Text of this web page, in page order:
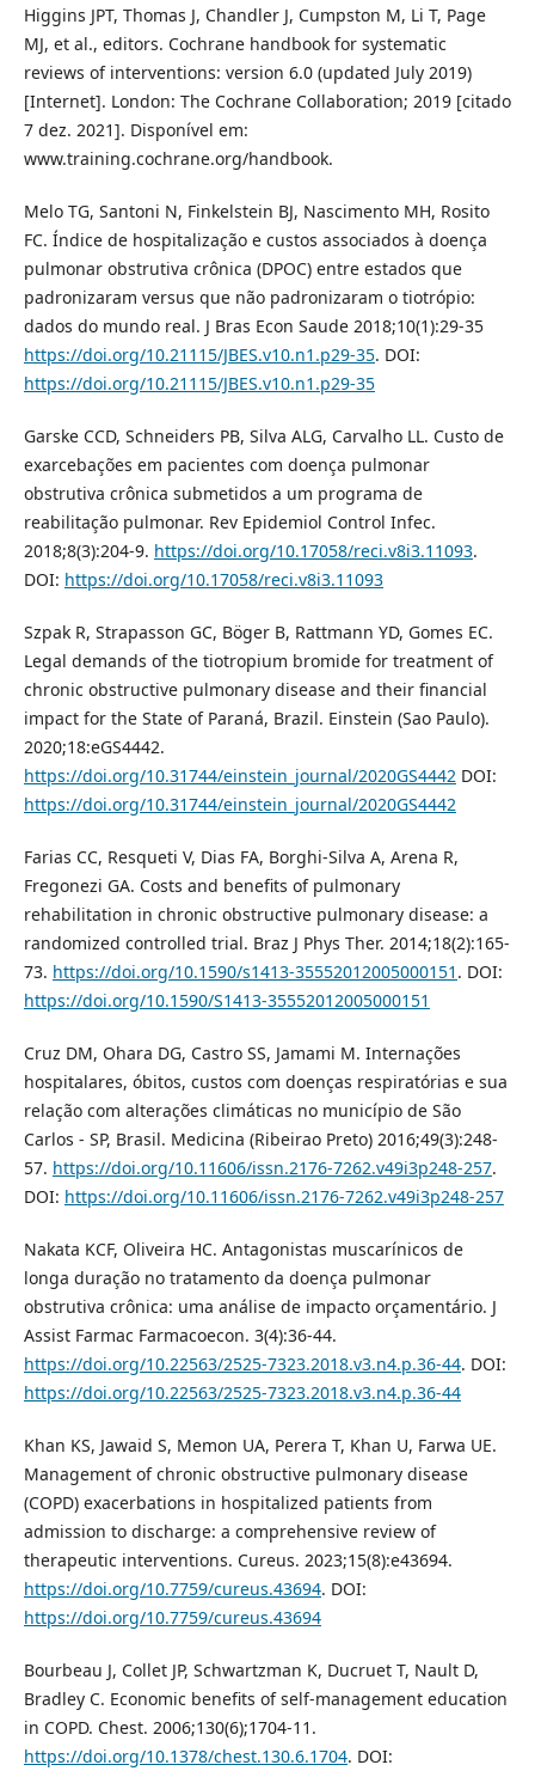
Higgins JPT, Thomas J, Chandler J, Cumpston M, Li T, Page
MJ, et al., editors. Cochrane handbook for systematic
reviews of interventions: version 6.0 (updated July 2019)
[Internet]. London: The Cochrane Collaboration; 2019 [citado
7 dez. 2021]. Disponível em:
www.training.cochrane.org/handbook.
Melo TG, Santoni N, Finkelstein BJ, Nascimento MH, Rosito
FC. Índice de hospitalização e custos associados à doença
pulmonar obstrutiva crônica (DPOC) entre estados que
padronizaram versus que não padronizaram o tiotrópio:
dados do mundo real. J Bras Econ Saude 2018;10(1):29-35
https://doi.org/10.21115/JBES.v10.n1.p29-35. DOI:
https://doi.org/10.21115/JBES.v10.n1.p29-35
Garske CCD, Schneiders PB, Silva ALG, Carvalho LL. Custo de
exarcebações em pacientes com doença pulmonar
obstrutiva crônica submetidos a um programa de
reabilitação pulmonar. Rev Epidemiol Control Infec.
2018;8(3):204-9. https://doi.org/10.17058/reci.v8i3.11093.
DOI: https://doi.org/10.17058/reci.v8i3.11093
Szpak R, Strapasson GC, Böger B, Rattmann YD, Gomes EC.
Legal demands of the tiotropium bromide for treatment of
chronic obstructive pulmonary disease and their financial
impact for the State of Paraná, Brazil. Einstein (Sao Paulo).
2020;18:eGS4442.
https://doi.org/10.31744/einstein_journal/2020GS4442 DOI:
https://doi.org/10.31744/einstein_journal/2020GS4442
Farias CC, Resqueti V, Dias FA, Borghi-Silva A, Arena R,
Fregonezi GA. Costs and benefits of pulmonary
rehabilitation in chronic obstructive pulmonary disease: a
randomized controlled trial. Braz J Phys Ther. 2014;18(2):165-
73. https://doi.org/10.1590/s1413-35552012005000151 . DOI:
https://doi.org/10.1590/S1413-35552012005000151
Cruz DM, Ohara DG, Castro SS, Jamami M. Internações
hospitalares, óbitos, custos com doenças respiratórias e sua
relação com alterações climáticas no município de São
Carlos - SP, Brasil. Medicina (Ribeirao Preto) 2016;49(3):248-
57. https://doi.org/10.11606/issn.2176-7262.v49i3p248-257.
DOI: https://doi.org/10.11606/issn.2176-7262.v49i3p248-257
Nakata KCF, Oliveira HC. Antagonistas muscarínicos de
longa duração no tratamento da doença pulmonar
obstrutiva crônica: uma análise de impacto orçamentário. J
Assist Farmac Farmacoecon. 3(4):36-44.
https://doi.org/10.22563/2525-7323.2018.v3.n4.p.36-44. DOI:
https://doi.org/10.22563/2525-7323.2018.v3.n4.p.36-44
Khan KS, Jawaid S, Memon UA, Perera T, Khan U, Farwa UE.
Management of chronic obstructive pulmonary disease
(COPD) exacerbations in hospitalized patients from
admission to discharge: a comprehensive review of
therapeutic interventions. Cureus. 2023;15(8):e43694.
https://doi.org/10.7759/cureus.43694. DOI:
https://doi.org/10.7759/cureus.43694
Bourbeau J, Collet JP, Schwartzman K, Ducruet T, Nault D,
Bradley C. Economic benefits of self-management education
in COPD. Chest. 2006;130(6);1704-11.
https://doi.org/10.1378/chest.130.6.1704. DOI: